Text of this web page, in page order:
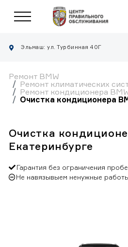
Эльмаш: ул. Турбинная 40Г
Ремонт BMW
Ремонт климатических
Ремонт кондиционера
Очистка кондиционера
Очистка
Екатеринбурге
Гарантия без ограничения
Не навязывыем ненужные